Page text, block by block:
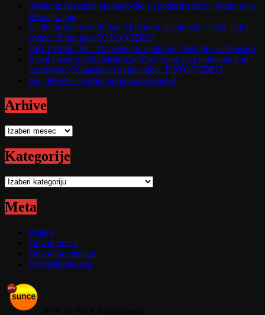
Otišao iz Arsenala pre nego što su podigli trofej – vratio se u
Premijer ligu
Veliki problem za Putina; Odjekuju eksplozije – stižu jezivi
snimci; Krim gori FOTO/VIDEO
BELI VENČAC: Od stene do simbola – Beli div sa Venčaca
Besni požar u Deliblatskoj peščari; Vatra na planinama pod
kontrolom; "Opasnost i dalje vreba" FOTO/VIDEO
Koji lekovi su jeftiniji od ovog meseca?
Arhive
Arhive
Kategorije
Kategorije
Meta
Prijava
Dovod unosa
Dovod komentara
sr.WordPress.org